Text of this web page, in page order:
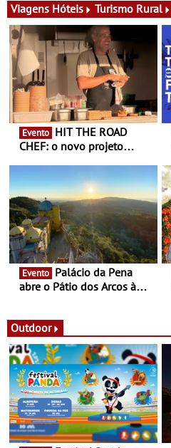
exclusiva
Viagens Hóteis Turismo Rural
Evento
CHEF: o novo projeto
Queiroz Ribeiro - Um novo
conceito gastronómico
itinerante que percorre
Portugal
Evento
abre o Pátio dos Arcos à
Outdoor